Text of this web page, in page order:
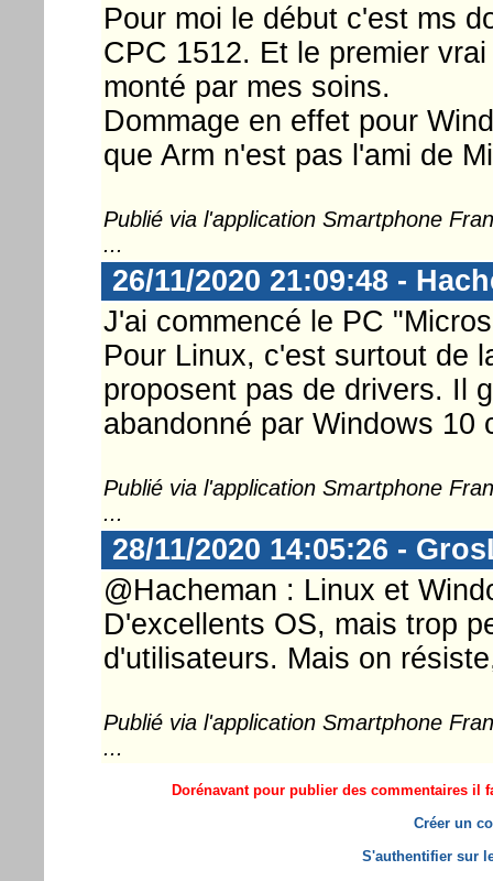
Pour moi le début c'est ms
CPC 1512. Et le premier
monté par mes soins.
Dommage en effet pour
que Arm n'est pas l'ami de
Publié via l'application Smartphone
...
26/11/2020 21:09:48 -
J'ai commencé le PC
Pour Linux, c'est surtout de
proposent pas de drivers. Il
abandonné par Windows 10
Publié via l'application Smartphone
...
28/11/2020 14:05:26 -
@Hacheman : Linux et
D'excellents OS, mais trop
d'utilisateurs. Mais on
Publié via l'application Smartphone
...
Dorénavant pour publier des commentaires il
Créer un
S'authentifier sur